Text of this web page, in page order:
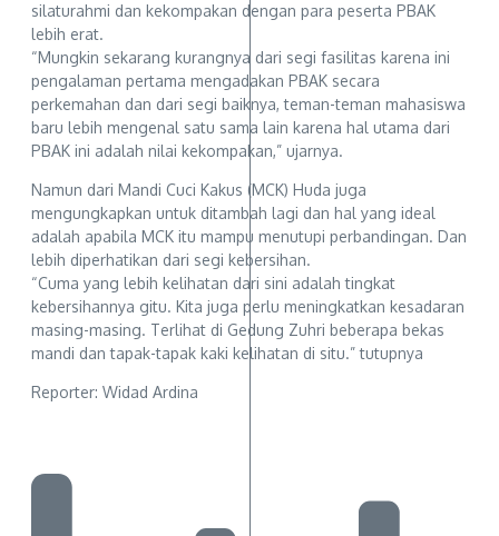
silaturahmi dan kekompakan dengan para peserta PBAK
lebih erat.
“Mungkin sekarang kurangnya dari segi fasilitas karena ini
pengalaman pertama mengadakan PBAK secara
perkemahan dan dari segi baiknya, teman-teman mahasiswa
baru lebih mengenal satu sama lain karena hal utama dari
PBAK ini adalah nilai kekompakan,” ujarnya.
Namun dari Mandi Cuci Kakus (MCK) Huda juga
mengungkapkan untuk ditambah lagi dan hal yang ideal
adalah apabila MCK itu mampu menutupi perbandingan. Dan
lebih diperhatikan dari segi kebersihan.
“Cuma yang lebih kelihatan dari sini adalah tingkat
kebersihannya gitu. Kita juga perlu meningkatkan kesadaran
masing-masing. Terlihat di Gedung Zuhri beberapa bekas
mandi dan tapak-tapak kaki kelihatan di situ.” tutupnya
Reporter: Widad Ardina